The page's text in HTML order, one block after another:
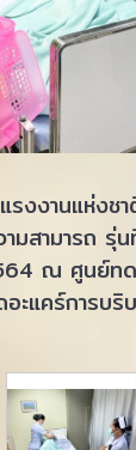
งงานแห่งช
ามสามารถ
ณ ศูนย์ทด
อะแคร์การบ